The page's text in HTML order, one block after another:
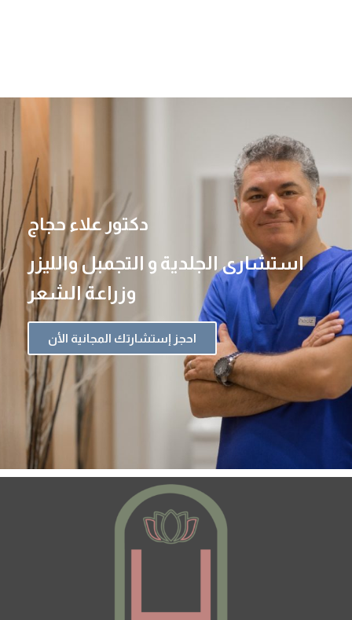
دكتور علاء حجاج
استشارى الجلدية و التجمبل والليزر
وزراعة الشعر
احجز إستشارتك المجانية الأن